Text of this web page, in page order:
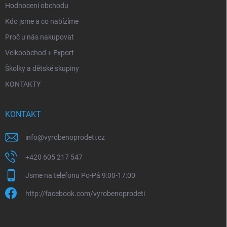
Hodnocení obchodu
Kdo jsme a co nabízíme
Proč u nás nakupovat
Velkoobchod + Export
Školky a dětské skupiny
KONTAKTY
KONTAKT
info@vyrobenoprodeti.cz
+420 605 217 547
Jsme na telefonu Po-Pá 9:00-17:00
http://facebook.com/vyrobenoprodeti